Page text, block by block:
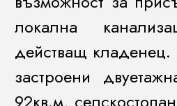
локална
действащ кладенец.
застроени